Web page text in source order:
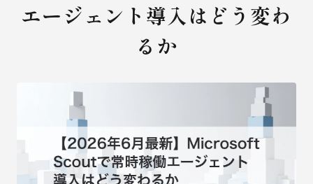
エージェント導入はどう変わ
るか